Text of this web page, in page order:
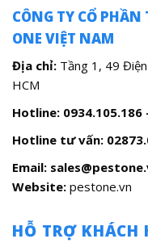
CÔNG TY CỔ
ONE VIỆT NAM
Địa chỉ: Tầng 1, 49
HCM
Hotline: 0934.105.186
Hotline tư vấn:
Email:
Website: pestone.vn
HỖ TRỢ KHÁCH